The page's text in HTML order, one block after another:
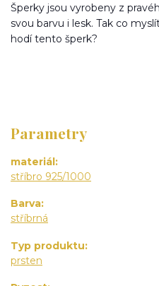
Šperky jsou vyrobeny z
svou barvu i lesk. Tak co
hodí tento šperk?
Parametry
materiál
stříbro 925/1000
Barva
stříbrná
Typ produktu
prsten